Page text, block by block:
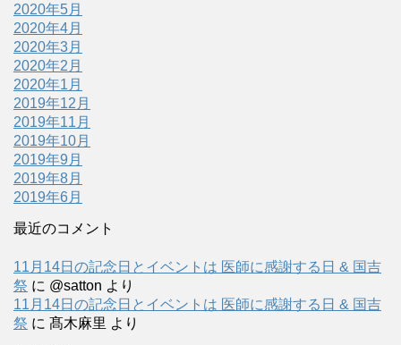
2020年5月
2020年4月
2020年3月
2020年2月
2020年1月
2019年12月
2019年11月
2019年10月
2019年9月
2019年8月
2019年6月
最近のコメント
11月14日の記念日とイベントは 医師に感謝する日 & 国吉
祭 に @satton より
11月14日の記念日とイベントは 医師に感謝する日 & 国吉
祭 に 髙木麻里 より